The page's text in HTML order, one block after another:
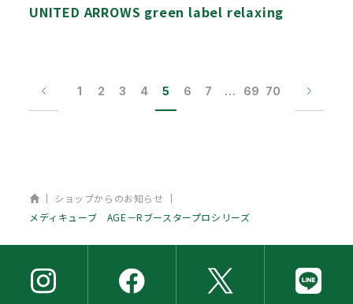
UNITED ARROWS green label relaxing
1 2 3 4 5 6 7 … 69 70
ホーム
ショップからのお知らせ
メディキューブ AGE－Rブースタープロシリーズ